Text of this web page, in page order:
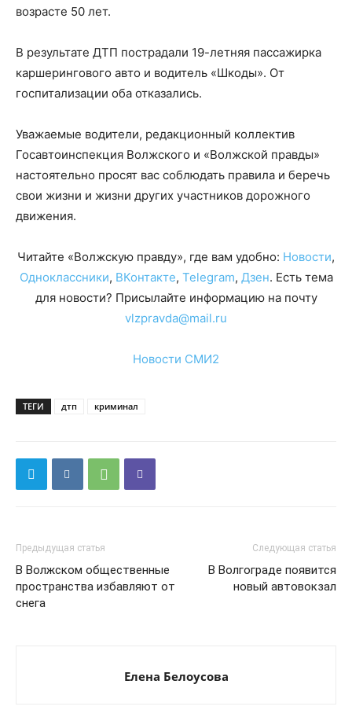
возрасте 50 лет.
В результате ДТП пострадали 19-летняя пассажирка
каршерингового авто и водитель «Шкоды». От
госпитализации оба отказались.
Уважаемые водители, редакционный коллектив
Госавтоинспекция Волжского и «Волжской правды»
настоятельно просят вас соблюдать правила и беречь
свои жизни и жизни других участников дорожного
движения.
Читайте «Волжскую правду», где вам удобно: Новости,
Одноклассники, ВКонтакте, Telegram, Дзен. Есть тема
для новости? Присылайте информацию на почту
vlzpravda@mail.ru
Новости СМИ2
ТЕГИ дтп криминал
Предыдущая статья
В Волжском общественные
пространства избавляют от
снега
Следующая статья
В Волгограде появится
новый автовокзал
Елена Белоусова